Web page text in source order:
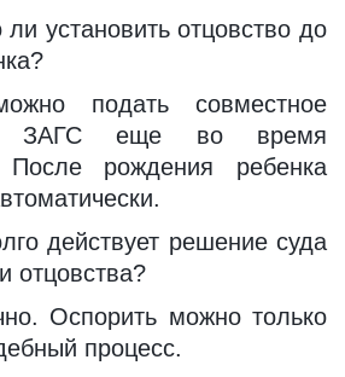
установить отцовство до
подать совместное
ЗАГС еще во время
После рождения ребенка
действует решение суда
отцовства?
Оспорить можно только
процесс.